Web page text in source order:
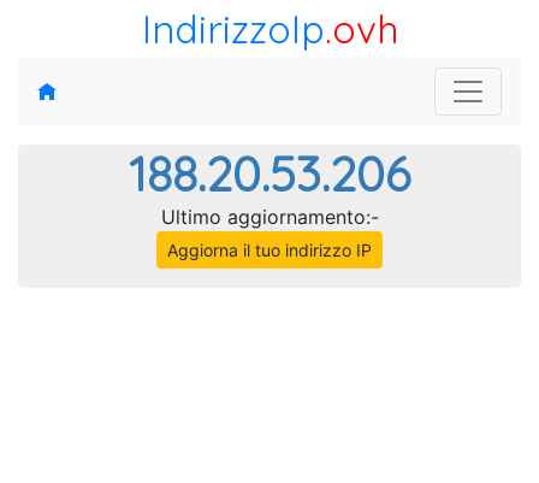
IndirizzoIp.ovh
188.20.53.206
Ultimo aggiornamento:-
Aggiorna il tuo indirizzo IP